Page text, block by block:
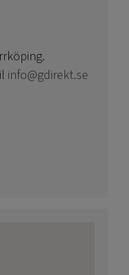
info@gdirekt.se